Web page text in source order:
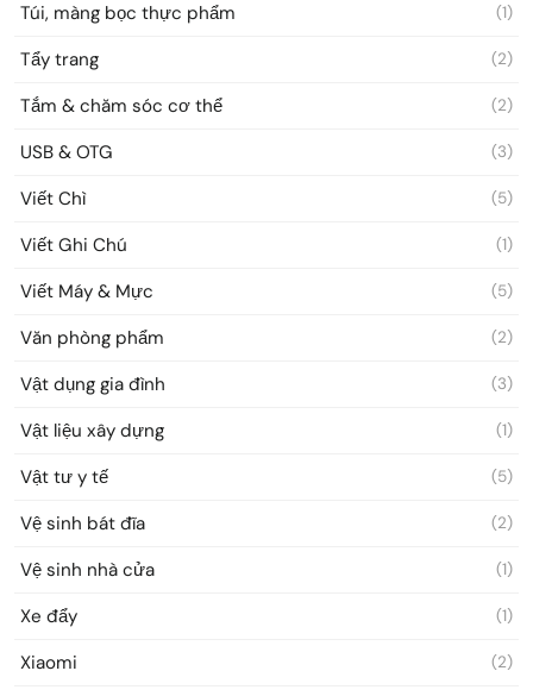
Túi, màng bọc thực phẩm (1)
Tẩy trang (2)
Tắm & chăm sóc cơ thể (2)
USB & OTG (3)
Viết Chì (5)
Viết Ghi Chú (1)
Viết Máy & Mực (5)
Văn phòng phẩm (2)
Vật dụng gia đình (3)
Vật liệu xây dựng (1)
Vật tư y tế (5)
Vệ sinh bát đĩa (2)
Vệ sinh nhà cửa (1)
Xe đẩy (1)
Xiaomi (2)